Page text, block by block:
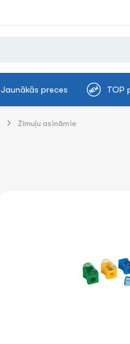
Jaunākās preces TOP
Zīmuļu asināmie